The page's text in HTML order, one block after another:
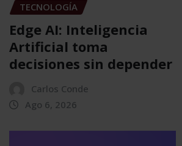
TECNOLOGÍA
Edge AI: Inteligencia
Artificial toma
decisiones sin depender
Carlos Conde
Ago 6, 2026